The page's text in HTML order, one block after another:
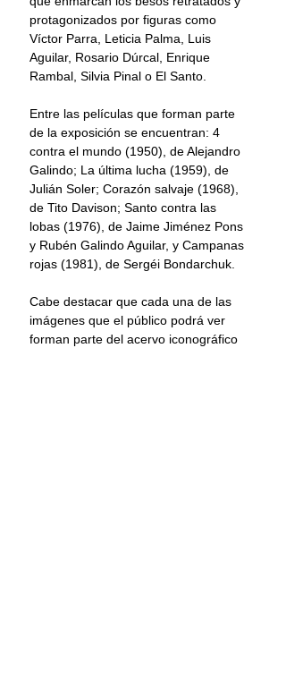
protagonizados por figuras como
Víctor Parra, Leticia Palma, Luis
Aguilar, Rosario Dúrcal, Enrique
Rambal, Silvia Pinal o El Santo.
Entre las películas que forman parte
de la exposición se encuentran: 4
contra el mundo (1950), de Alejandro
Galindo; La última lucha (1959), de
Julián Soler; Corazón salvaje (1968),
de Tito Davison; Santo contra las
lobas (1976), de Jaime Jiménez Pons
y Rubén Galindo Aguilar, y Campanas
rojas (1981), de Sergéi Bondarchuk.
Cabe destacar que cada una de las
imágenes que el público podrá ver
forman parte del acervo iconográfico